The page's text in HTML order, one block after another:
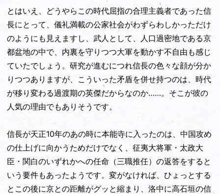
とはいえ、どうやらこの時代屈指の合理主義者であった信
長にとって、儀礼満載の公家社会がわずらわしかっただけ
のようにも見えますし、武人として、人口過密地である京
都盆地の中で、内裏を守りつつ大軍を動かす不自由も感じ
ていたでしょう。研究が進むにつれ信長の色々な顔が分か
りつつありますが、こういった矛盾を併せ持つのは、時代
が移り変わる過渡期の英傑だからなのか……。そこが彼の
人気の理由でもありそうです。
信長が天正10年のあの時に本能寺に入ったのは、中国攻め
の仕上げに向かうためだけでなく、征夷大将軍・太政大
臣・関白のいずれかへの任命（三職推任）の返答をすると
いう要件もあったようです。変がなければ、ひょっとする
とこの後に京との距離がグッと縮まり、洛中に高石垣の信